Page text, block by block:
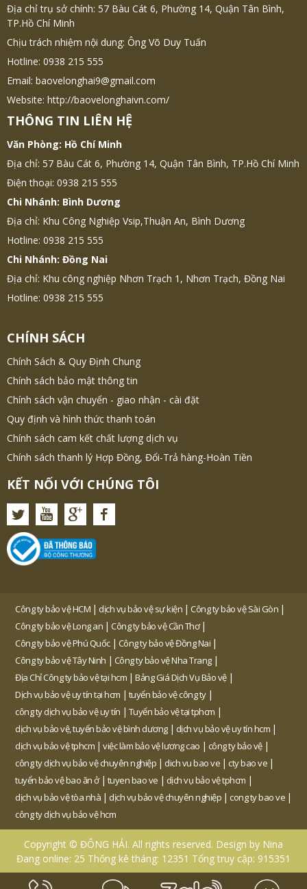
Địa chỉ trụ sở chính: 57 Bàu Cát 6, Phường 14, Quận Tân Bình,
TP.Hồ Chí Minh
Chịu trách nhiệm nội dung: Ông Võ Duy Tuấn
Hotline: 0938 215 555
Email: baovelonghai9@gmail.com
Website: http://baovelonghaivn.com/
THÔNG TIN LIÊN HỆ
Văn Phòng: Hồ Chí Minh
Địa chỉ: 57 Bàu Cát 6, Phường 14, Quận Tân Bình, TP.Hồ Chí Minh
Điện thoại: 0938 215 555
Chi Nhánh: Bình Dương
Địa chỉ: Khu Công Nghiệp Vsip,Thuận An, Bình Dương
Hotline: 0938 215 555
Chi Nhánh: Đồng Nai
Địa chỉ: Khu công nghiệp Nhơn Trạch 1, Nhơn Trạch, Đồng Nai
Hotline: 0938 215 555
CHÍNH SÁCH
Chính Sách & Quy Định Chung
Chính sách bảo mật thông tin
Chính sách vận chuyển - giao nhận - cài đặt
Quy định và hình thức thanh toán
Chính sách cam kết chất lượng dịch vụ
Chính sách thanh lý Hợp Đồng, Đổi-Trả hàng-Hoàn Tiền
KẾT NỐI VỚI CHÚNG TÔI
Công ty bảo vệ HCM | dịch vụ bảo vệ sự kiện | Công ty bảo vệ Sài Gòn |
Công ty bảo vệ Long an | Công ty bảo vệ Cần Thơ |
Công ty bảo vệ Phú Quốc | Công ty bảo vệ Đồng Nai |
Công ty bảo vệ Tây Ninh | Công ty bảo vệ Nha Trang |
Địa Chỉ Công ty bảo vệ tại hcm | Bảng Giá Dịch Vụ Bảo vệ |
Dịch vụ bảo vệ uy tín tại hcm | tuyển bảo vệ công ty |
công ty dịch vụ bảo vệ uy tín | Tuyển bảo vệ tại tphcm |
dịch vụ bảo vệ, tuyển bảo vệ bình dương | dịch vụ bảo vệ uy tín hcm |
dịch vụ bảo vệ tphcm | việc làm bảo vệ lương cao | công ty bảo vệ |
công ty dịch vụ bảo vệ chuyên nghiệp | dich vu bao ve | cty bao ve |
tuyển bảo vệ bao ăn ở | tuyen bao ve | dịch vụ bảo vệ tphcm |
dịch vụ bảo vệ tòa nhà | dịch vụ bảo vệ chuyên nghiệp | cong ty bao ve |
công ty dịch vụ bảo vệ hcm
Copyright © ĐÔNG HẢI. All rights reserved. Design by Nina
Đang online: 25 Thống kê tháng: 12351 Tổng truy cập: 915351